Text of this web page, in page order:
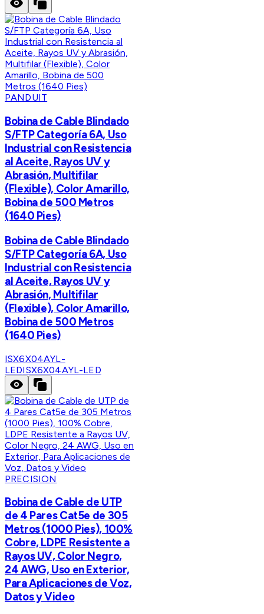
PANDUIT
Bobina de Cable Blindado
S/FTP Categoría 6A, Uso
Industrial con Resistencia
al Aceite, Rayos UV y
Abrasión, Multifilar
(Flexible), Color Amarillo,
Bobina de 500 Metros
(1640 Pies)
Bobina de Cable Blindado
S/FTP Categoría 6A, Uso
Industrial con Resistencia
al Aceite, Rayos UV y
Abrasión, Multifilar
(Flexible), Color Amarillo,
Bobina de 500 Metros
(1640 Pies)
ISX6X04AYL-
LEDISX6X04AYL-LED
PRECISION
Bobina de Cable de UTP
de 4 Pares Cat5e de 305
Metros (1000 Pies), 100%
Cobre, LDPE Resistente a
Rayos UV, Color Negro,
24 AWG, Uso en Exterior,
Para Aplicaciones de Voz,
Datos y Video